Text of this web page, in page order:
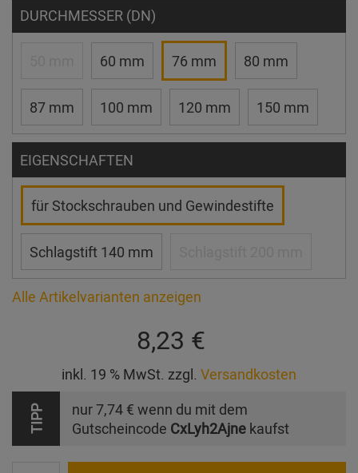
DURCHMESSER (DN)
60 mm 76 mm 80 mm
87 mm 100 mm 120 mm 150 mm
EIGENSCHAFTEN
für Stockschrauben und Gewindestifte
Schlagstift 140 mm
Alle Artikelvarianten anzeigen
8,23 €
inkl. 19 % MwSt. zzgl. Versandkosten
TIPP nur7,74 € wenn du mit dem
Gutscheincode CxLyh2Ajne kaufst